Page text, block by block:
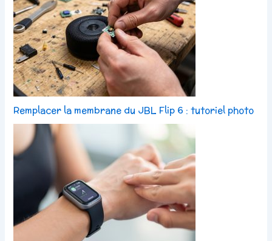
Remplacer la membrane du JBL Flip 6 : tutoriel photo